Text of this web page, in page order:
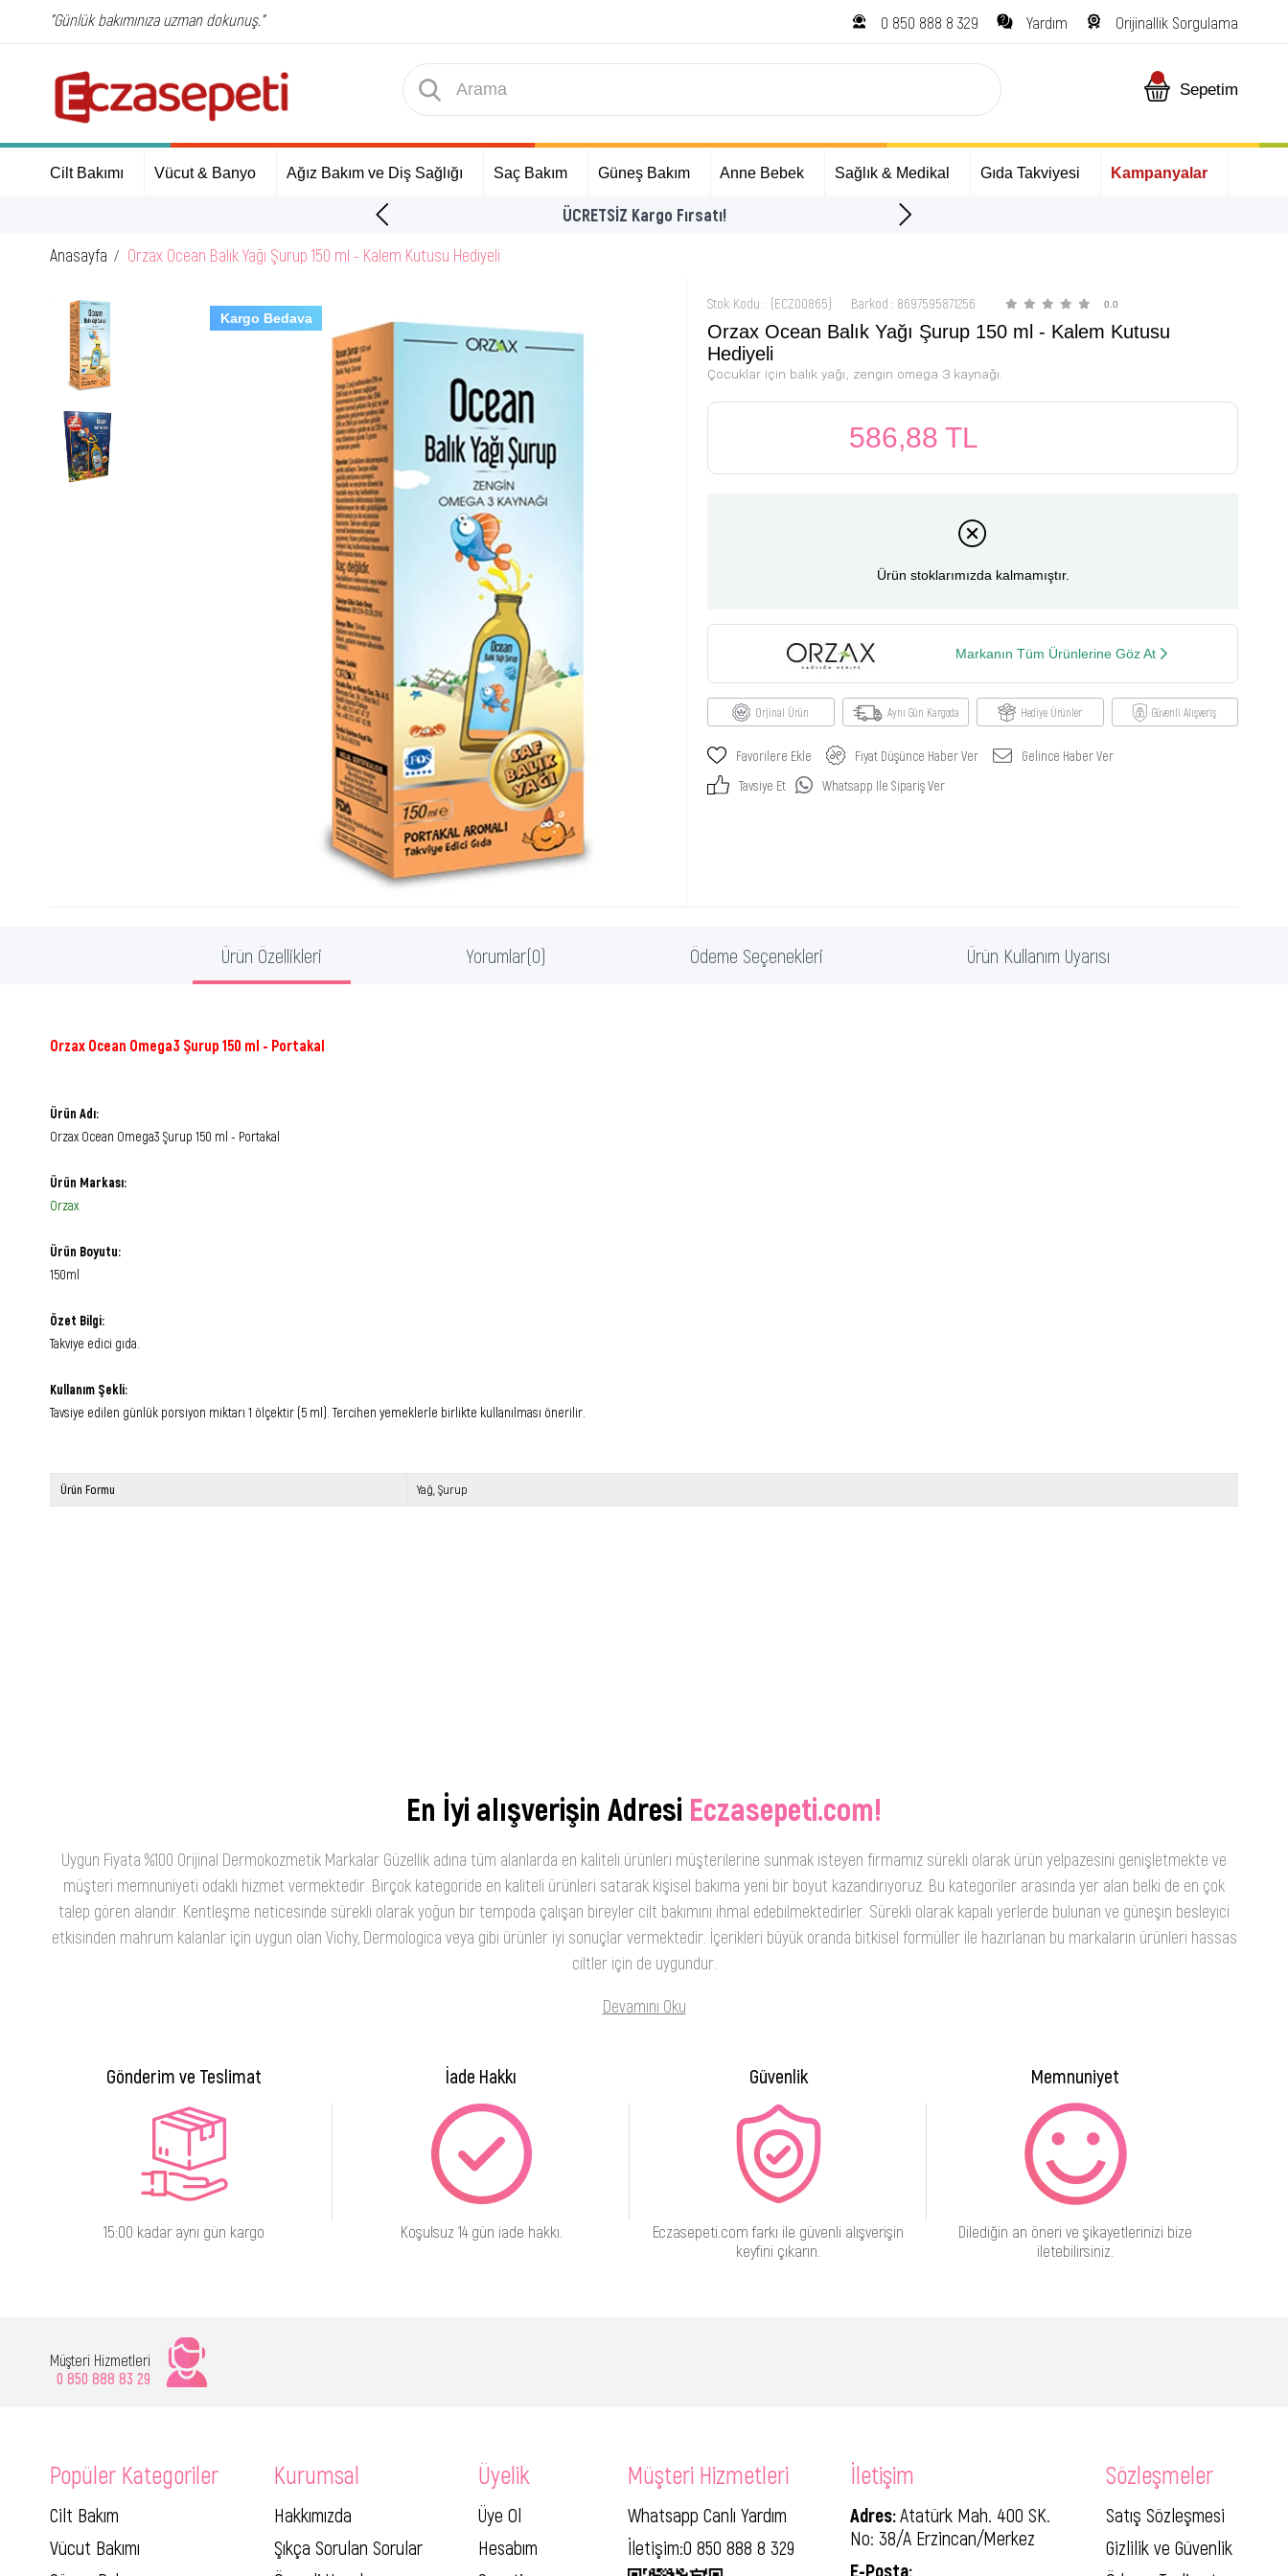
"Günlük bakımınıza uzman dokunuş." 0 850 888 8 329 Yardım Orijinallik Sorgulama
Sepetim
Cilt Bakımı Vücut & Banyo Ağız Bakım ve Diş Sağlığı Saç Bakım Güneş Bakım Anne Bebek Sağlık & Medikal Gıda Takviyesi Kampanyalar
İlk Alışverişinize Özel Hediyeler
Anasayfa
Orzax Ocean Balık Yağı Şurup 150 ml - Kalem Kutusu Hediyeli
Kargo Bedava
Stok Kodu (ECZ00865) Barkod : 8697595871256 0.0
Orzax Ocean Balık Yağı Şurup 150 ml - Kalem Kutusu
Hediyeli
Çocuklar için balık yağı, zengin omega 3 kaynağı.
586,88 TL
Ürün stoklarımızda kalmamıştır.
Markanın Tüm Ürünlerine Göz At
Orjinal Ürün Aynı Gün Kargoda Hediye Ürünler Güvenli Alışveriş
Favorilere Ekle Fiyat Düşünce Haber Ver
Gelince Haber Ver
Tavsiye Et
Whatsapp İle Sipariş Ver
Ürün Özellikleri Yorumlar(0) Ödeme Seçenekleri Ürün Kullanım Uyarısı
Orzax Ocean Omega3 Şurup 150 ml - Portakal
Ürün Adı:
Orzax Ocean Omega3 Şurup 150 ml - Portakal
Ürün Markası:
Orzax
Ürün Boyutu:
150ml
Özet Bilgi:
Takviye edici gıda.
Kullanım Şekli:
Tavsiye edilen günlük porsiyon miktarı 1 ölçektir (5 ml). Tercihen yemeklerle birlikte kullanılması önerilir.
Ürün Formu Yağ Şurup
En İyi alışverişin Adresi Eczasepeti.com!
Uygun Fiyata %100 Orijinal Dermokozmetik Markalar Güzellik adına tüm alanlarda en kaliteli ürünleri müşterilerine sunmak isteyen firmamız sürekli olarak ürün yelpazesini genişletmekte ve
müşteri memnuniyeti odaklı hizmet vermektedir. Birçok kategoride en kaliteli ürünleri satarak kişisel bakıma yeni bir boyut kazandırıyoruz. Bu kategoriler arasında yer alan belki de en çok
talep gören alandır. Kentleşme neticesinde sürekli olarak yoğun bir tempoda çalışan bireyler cilt bakımını ihmal edebilmektedirler. Sürekli olarak kapalı yerlerde bulunan ve güneşin besleyici
etkisinden mahrum kalanlar için uygun olan Vichy, Dermologica veya gibi ürünler iyi sonuçlar vermektedir. İçerikleri büyük oranda bitkisel formüller ile hazırlanan bu markaların ürünleri hassas
ciltler için de uygundur.
Devamını Oku
Gönderim ve Teslimat
15:00 kadar aynı gün kargo
İade Hakkı
Koşulsuz 14 gün iade hakkı.
Güvenlik
Eczasepeti.com farkı ile güvenli alışverişin
keyfini çıkarın.
Memnuniyet
Dilediğin an öneri ve şikayetlerinizi bize
iletebilirsiniz.
Müşteri Hizmetleri
0 850 888 83 29
Popüler Kategoriler
Cilt Bakım
Vücut Bakımı
Kurumsal
Hakkımızda
Şıkça Sorulan Sorular
Üyelik
Üye Ol
Hesabım
Müşteri Hizmetleri
Whatsapp Canlı Yardım
İletişim:0 850 888 8 329
İletişim
Adres:Atatürk Mah. 400 SK.
No: 38/A Erzincan/Merkez
E-Posta:
Sözleşmeler
Satış Sözleşmesi
Gizlilik ve Güvenlik